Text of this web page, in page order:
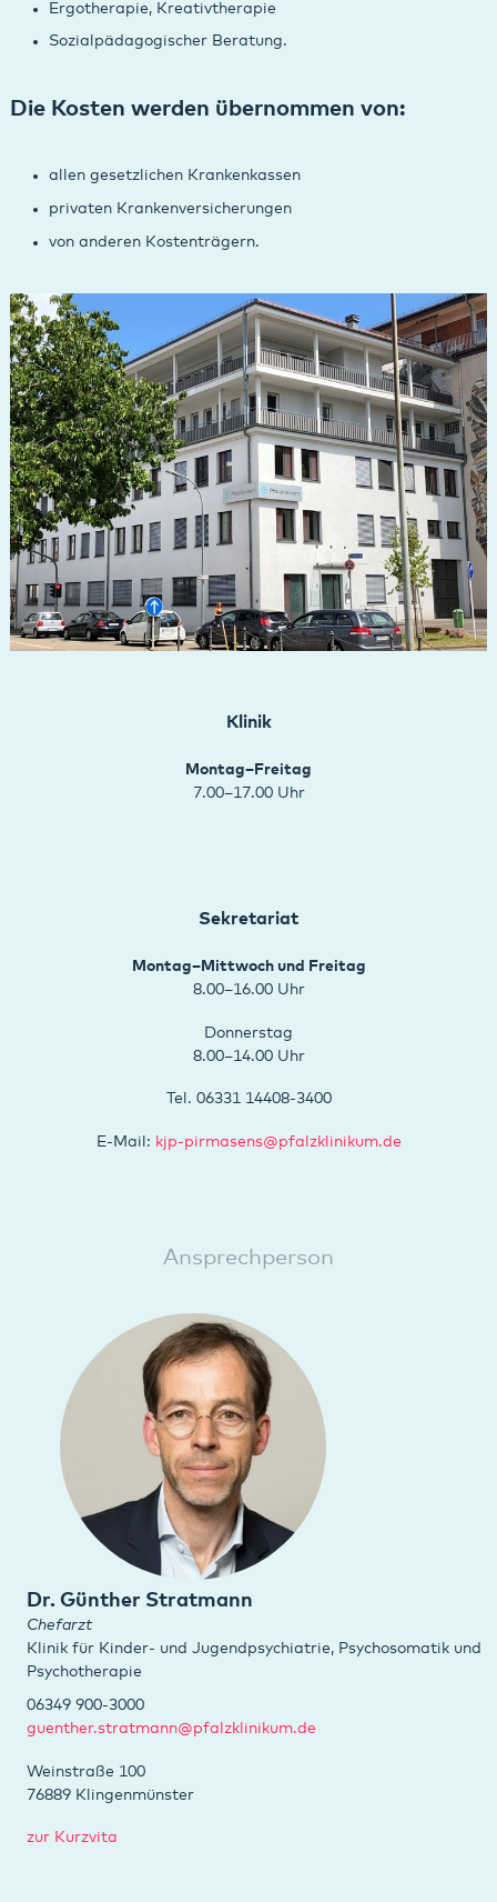
Ergotherapie, Kreativtherapie
Sozialpädagogischer Beratung.
Die Kosten werden übernommen von:
allen gesetzlichen Krankenkassen
privaten Krankenversicherungen
von anderen Kostenträgern.
Klinik
Montag–Freitag
7.00–17.00 Uhr
Sekretariat
Montag–Mittwoch und Freitag
8.00–16.00 Uhr
Donnerstag
8.00–14.00 Uhr
Tel. 06331 14408-3400
E-Mail: kjp-pirmasens@pfalzklinikum.de
Ansprechperson
Dr. Günther Stratmann
Chefarzt
Klinik für Kinder- und Jugendpsychiatrie, Psychosomatik und
Psychotherapie
06349 900-3000
guenther.stratmann@pfalzklinikum.de
Weinstraße 100
76889 Klingenmünster
zur Kurzvita